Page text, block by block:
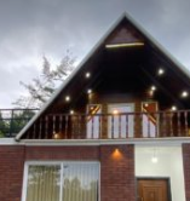
2.4میلیون ت